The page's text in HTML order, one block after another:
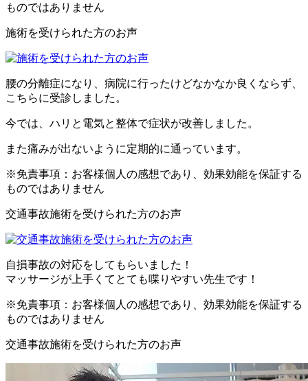
ものではありません
施術を受けられた方のお声
腰の分離症になり、病院に行ったけどなかなか良くならず、
こちらに受診しました。
今では、ハリと電気と整体で症状が改善しました。
また痛みが出ないように定期的に通っています。
※免責事項：お客様個人の感想であり、効果効能を保証する
ものではありません
交通事故施術を受けられた方のお声
自損事故の対応をしてもらいました！
マッサージが上手くてとても喋りやすい先生です！
※免責事項：お客様個人の感想であり、効果効能を保証する
ものではありません
交通事故施術を受けられた方のお声